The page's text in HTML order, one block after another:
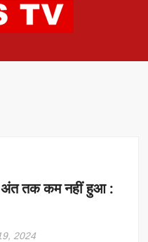
अंत तक कम नहीं हुआ :
2024